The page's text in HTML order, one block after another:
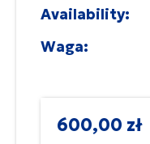
Availability:
Waga:
600,00 zł